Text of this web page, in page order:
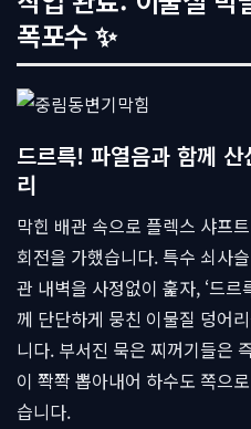
폭포수 ✨
드르륵! 파열음과 함께
리
막힌 배관 속으로 플렉스 샤프
회전을 가했습니다. 특수 쇠사
관 내벽을 사정없이 훑자, ‘드
께 단단하게 뭉친 이물질 덩어
니다. 부서진 묵은 찌꺼기들은
이 쫙쫙 뽑아내어 하수도 쪽으
습니다.